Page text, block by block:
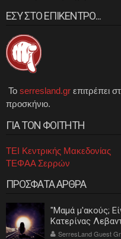
ΕΣΥ ΣΤΟ ΕΠΙΚΕΝΤΡΟ...
Το serresland.gr επιτρέπει
προσκήνιο.
ΓΙΑ ΤΟΝ ΦΟΙΤΗΤΗ
ΤΕΙ Κεντρικής Μακεδονίας
ΤΕΦΑΑ Σερρών
ΠΡΟΣΦΑΤΑ ΑΡΘΡΑ
"Μαμά μ'ακούς;
Κατερίνας
SerresLand Guest Gr